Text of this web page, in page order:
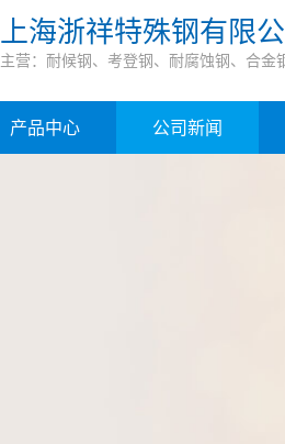
上海浙祥特殊钢有限
主营：耐候钢、考登钢、耐腐蚀钢、合金
产品中心 公司新闻